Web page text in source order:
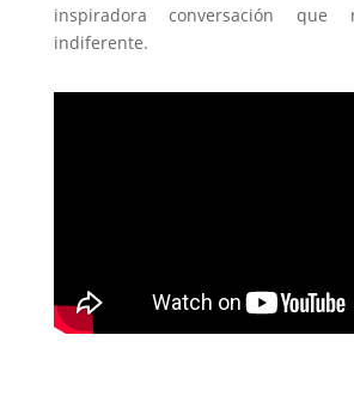
inspiradora conversación
indiferente.